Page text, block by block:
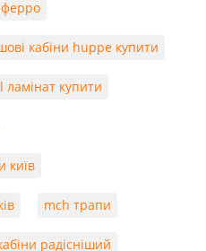
ферро
кабіни huppe купити
ламінат купити
київ
mch трапи
радісніший